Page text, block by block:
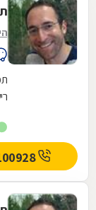
072-3100928